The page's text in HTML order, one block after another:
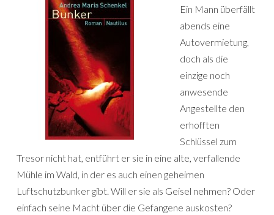
Ein Mann überfällt
abends eine
Autovermietung,
doch als die
einzige noch
anwesende
Angestellte den
erhofften
Schlüssel zum
Tresor nicht hat, entführt er sie in eine alte, verfallende
Mühle im Wald, in der es auch einen geheimen
Luftschutzbunker gibt. Will er sie als Geisel nehmen? Oder
einfach seine Macht über die Gefangene auskosten?